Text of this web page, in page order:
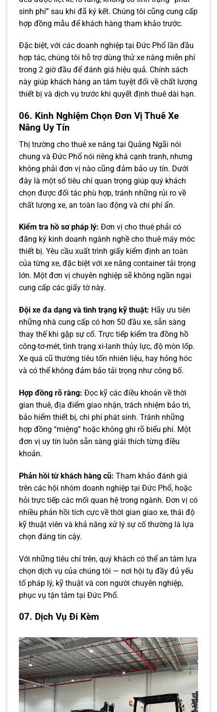
sinh phí” sau khi đã ký kết. Chúng tôi cũng cung cấp
hợp đồng mẫu để khách hàng tham khảo trước.
Đặc biệt, với các doanh nghiệp tại Đức Phổ lần đầu
hợp tác, chúng tôi hỗ trợ dùng thử xe nâng miễn phí
trong 2 giờ đầu để đánh giá hiệu quả. Chính sách
này giúp khách hàng an tâm tuyệt đối về chất lượng
thiết bị và dịch vụ trước khi quyết định thuê dài hạn.
06. Kinh Nghiệm Chọn Đơn Vị Thuê Xe
Nâng Uy Tín
Thị trường cho thuê xe nâng tại Quảng Ngãi nói
chung và Đức Phổ nói riêng khá cạnh tranh, nhưng
không phải đơn vị nào cũng đảm bảo uy tín. Dưới
đây là một số tiêu chí quan trọng giúp quý khách
chọn được đối tác phù hợp, tránh những rủi ro về
chất lượng xe, an toàn lao động và chi phí ẩn.
Kiểm tra hồ sơ pháp lý: Đơn vị cho thuê phải có
đăng ký kinh doanh ngành nghề cho thuê máy móc
thiết bị. Yêu cầu xuất trình giấy kiểm định an toàn
của từng xe, đặc biệt với xe nâng container tải trọng
lớn. Một đơn vị chuyên nghiệp sẽ không ngần ngại
cung cấp các giấy tờ này.
Đội xe đa dạng và tình trạng kỹ thuật: Hãy ưu tiên
những nhà cung cấp có hơn 50 đầu xe, sẵn sàng
thay thế khi gặp sự cố. Trực tiếp kiểm tra đồng hồ
công-tơ-mét, tình trạng xi-lanh thủy lực, độ mòn lốp.
Xe quá cũ thường tiêu tốn nhiên liệu, hay hỏng hóc
và có thể không đảm bảo tải trọng như công bố.
Hợp đồng rõ ràng: Đọc kỹ các điều khoản về thời
gian thuê, địa điểm giao nhận, trách nhiệm bảo trì,
bảo hiểm thiết bị, chi phí phát sinh. Tránh những
hợp đồng “miệng” hoặc không ghi rõ biểu phí. Một
đơn vị uy tín luôn sẵn sàng giải thích từng điều
khoản.
Phản hồi từ khách hàng cũ: Tham khảo đánh giá
trên các hội nhóm doanh nghiệp tại Đức Phổ, hoặc
hỏi trực tiếp các mối quan hệ trong ngành. Đơn vị có
nhiều phản hồi tích cực về thời gian giao xe, thái độ
kỹ thuật viên và khả năng xử lý sự cố thường là lựa
chọn đáng tin cậy.
Với những tiêu chí trên, quý khách có thể an tâm lựa
chọn dịch vụ của chúng tôi — nơi hội tụ đầy đủ yếu
tố pháp lý, kỹ thuật và con người chuyên nghiệp,
phục vụ tận tâm tại Đức Phổ.
07. Dịch Vụ Đi Kèm